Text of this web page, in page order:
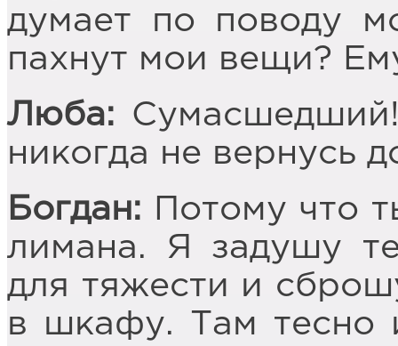
думает по поводу
пахнут мои вещи?
Люба:
никогда не вернусь
Богдан: Потому что
лимана. Я задушу
для тяжести и
в шкафу. Там тесно